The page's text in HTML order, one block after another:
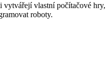
vytvářejí vlastní počítačové hry,
roboty.